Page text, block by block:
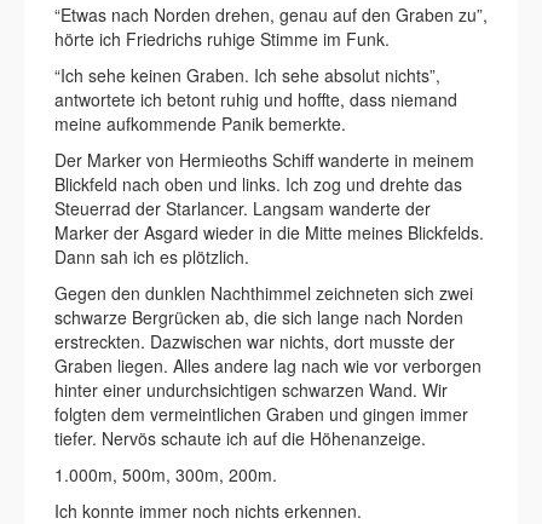
“Etwas nach Norden drehen, genau auf den Graben zu”,
hörte ich Friedrichs ruhige Stimme im Funk.
“Ich sehe keinen Graben. Ich sehe absolut nichts”,
antwortete ich betont ruhig und hoffte, dass niemand
meine aufkommende Panik bemerkte.
Der Marker von Hermieoths Schiff wanderte in meinem
Blickfeld nach oben und links. Ich zog und drehte das
Steuerrad der Starlancer. Langsam wanderte der
Marker der Asgard wieder in die Mitte meines Blickfelds.
Dann sah ich es plötzlich.
Gegen den dunklen Nachthimmel zeichneten sich zwei
schwarze Bergrücken ab, die sich lange nach Norden
erstreckten. Dazwischen war nichts, dort musste der
Graben liegen. Alles andere lag nach wie vor verborgen
hinter einer undurchsichtigen schwarzen Wand. Wir
folgten dem vermeintlichen Graben und gingen immer
tiefer. Nervös schaute ich auf die Höhenanzeige.
1.000m, 500m, 300m, 200m.
Ich konnte immer noch nichts erkennen.